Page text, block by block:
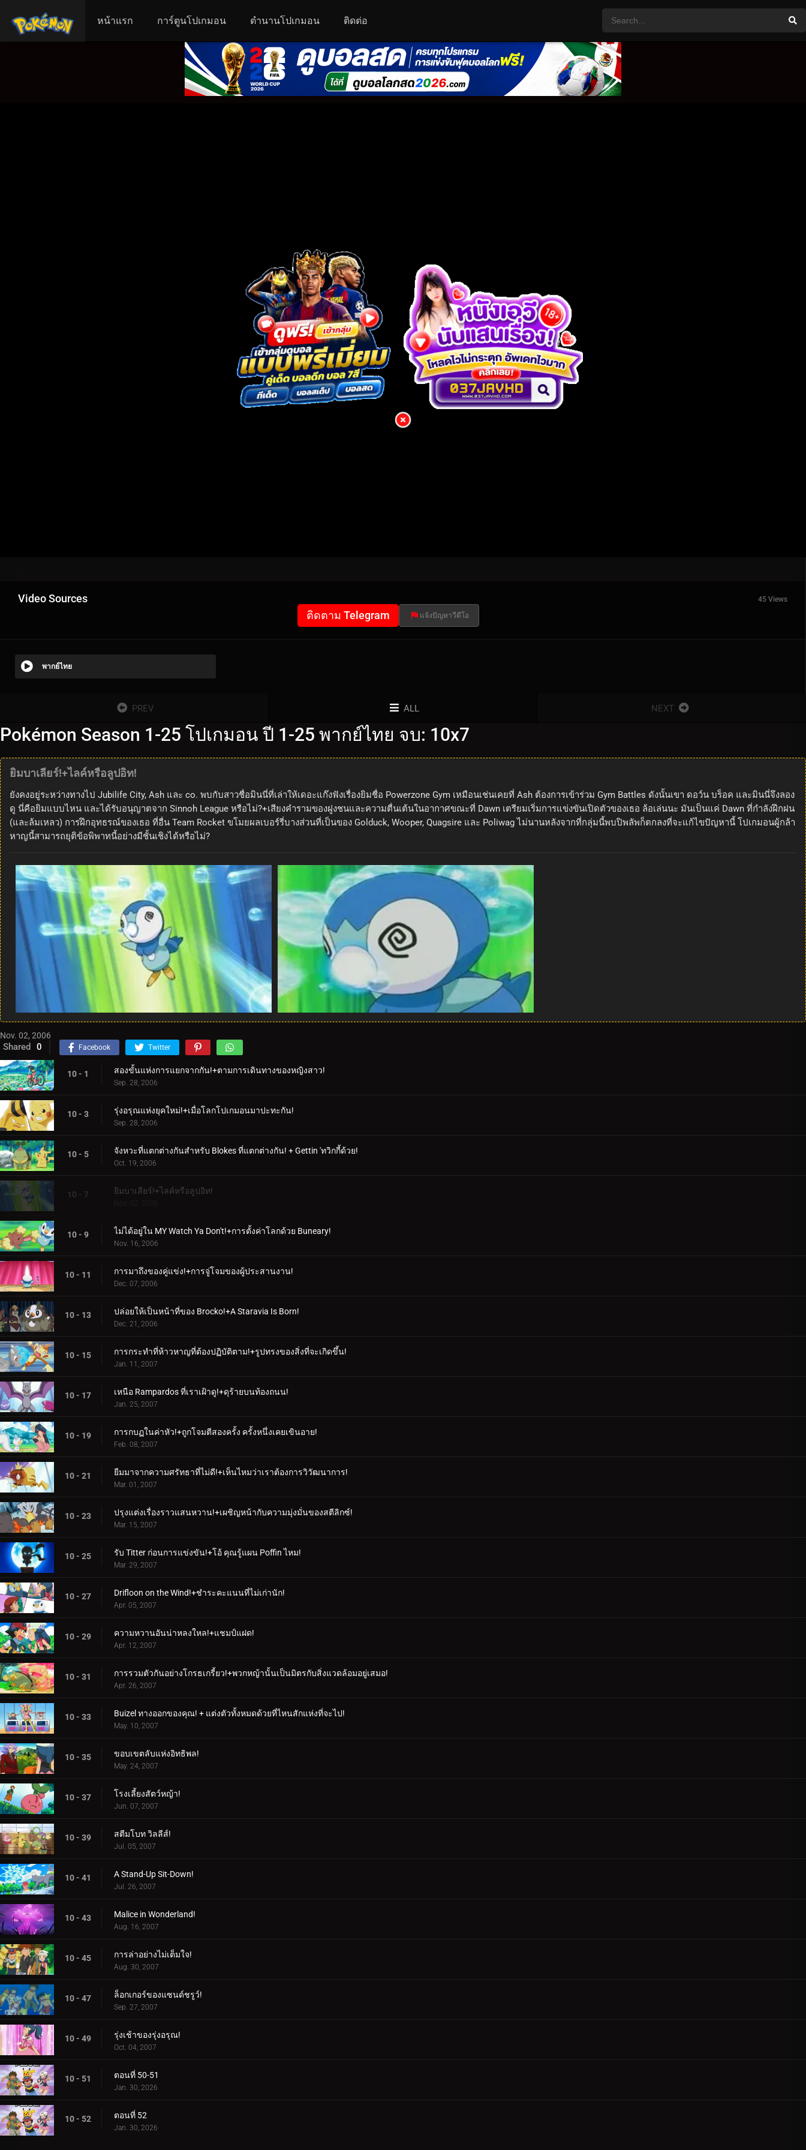
หน้าแรก การ์ตูนโปเกมอน ตำนานโปเกมอน ติดต่อ
Video Sources 45 Views
ติดตาม Telegram แจ้งปัญหาวีดีโอ
พากย์ไทย
PREV ALL NEXT
Pokémon Season 1-25 โปเกมอน ปี 1-25 พากย์ไทย จบ: 10x7
ยิมบาเลียร์!+ไลค์หรือลูปอิท!
ยังคงอยู่ระหว่างทางไป Jubilife City, Ash และ co. พบกับสาวชื่อมินนี่ที่เล่าให้เดอะแก๊งฟังเรื่องยิมชื่อ Powerzone Gym เหมือนเช่นเคยที่ Ash ต้องการเข้าร่วม Gym Battles ดังนั้นเขา ดอว์น บร็อค และมินนี่จึงลอง
ดู นี่คือยิมแบบไหน และได้รับอนุญาตจาก Sinnoh League หรือไม่?+เสียงคำรามของฝูงชนและความตื่นเต้นในอากาศขณะที่ Dawn เตรียมเริ่มการแข่งขันเปิดตัวของเธอ ล้อเล่นนะ มันเป็นแค่ Dawn ที่กำลังฝึกฝน
(และล้มเหลว) การฝึกอุทธรณ์ของเธอ ที่อื่น Team Rocket ขโมยผลเบอร์รี่บางส่วนที่เป็นของ Golduck, Wooper, Quagsire และ Poliwag ไม่นานหลังจากที่กลุ่มนี้พบปิพลัพก็ตกลงที่จะแก้ไขปัญหานี้ โปเกมอนผู้กล้า
หาญนี้สามารถยุติข้อพิพาทนี้อย่างมีชั้นเชิงได้หรือไม่?
Nov. 02, 2006
Shared 0 Facebook Twitter
10 - 1 สองขั้นแห่งการแยกจากกัน!+ตามการเดินทางของหญิงสาว!
Sep. 28, 2006
10 - 3 รุ่งอรุณแห่งยุคใหม่!+เมื่อโลกโปเกมอนมาปะทะกัน!
Sep. 28, 2006
10 - 5 จังหวะที่แตกต่างกันสำหรับ Blokes ที่แตกต่างกัน! + Gettin 'ทวิกกี้ด้วย!
Oct. 19, 2006
10 - 7 ยิมบาเลียร์!+ไลค์หรือลูปอิท!
Nov. 02, 2006
10 - 9 ไม่ได้อยู่ใน MY Watch Ya Don't!+การตั้งค่าโลกด้วย Buneary!
Nov. 16, 2006
10 - 11 การมาถึงของคู่แข่ง!+การจู่โจมของผู้ประสานงาน!
Dec. 07, 2006
10 - 13 ปล่อยให้เป็นหน้าที่ของ Brocko!+A Staravia Is Born!
Dec. 21, 2006
10 - 15 การกระทำที่ห้าวหาญที่ต้องปฏิบัติตาม!+รูปทรงของสิ่งที่จะเกิดขึ้น!
Jan. 11, 2007
10 - 17 เหนือ Rampardos ที่เราเฝ้าดู!+ดุร้ายบนท้องถนน!
Jan. 25, 2007
10 - 19 การกบฏในค่าหัว!+ถูกโจมตีสองครั้ง ครั้งหนึ่งเคยเขินอาย!
Feb. 08, 2007
10 - 21 ยืมมาจากความศรัทธาที่ไม่ดี!+เห็นไหมว่าเราต้องการวิวัฒนาการ!
Mar. 01, 2007
10 - 23 ปรุงแต่งเรื่องราวแสนหวาน!+เผชิญหน้ากับความมุ่งมั่นของสตีลิกซ์!
Mar. 15, 2007
10 - 25 รับ Titter ก่อนการแข่งขัน!+โอ้ คุณรู้แผน Poffin ไหม!
Mar. 29, 2007
10 - 27 Drifloon on the Wind!+ชำระคะแนนที่ไม่เก่านัก!
Apr. 05, 2007
10 - 29 ความหวานอันน่าหลงใหล!+แชมป์แฝด!
Apr. 12, 2007
10 - 31 การรวมตัวกันอย่างโกรธเกรี้ยว!+พวกหญ้านั้นเป็นมิตรกับสิ่งแวดล้อมอยู่เสมอ!
Apr. 26, 2007
10 - 33 Buizel ทางออกของคุณ! + แต่งตัวทั้งหมดด้วยที่ไหนสักแห่งที่จะไป!
May. 10, 2007
10 - 35 ขอบเขตลับแห่งอิทธิพล!
May. 24, 2007
10 - 37 โรงเลี้ยงสัตว์หญ้า!
Jun. 07, 2007
10 - 39 สตีมโบท วิลลีส์!
Jul. 05, 2007
10 - 41 A Stand-Up Sit-Down!
Jul. 26, 2007
10 - 43 Malice in Wonderland!
Aug. 16, 2007
10 - 45 การล่าอย่างไม่เต็มใจ!
Aug. 30, 2007
10 - 47 ล็อกเกอร์ของแซนด์ชรูว์!
Sep. 27, 2007
10 - 49 รุ่งเช้าของรุ่งอรุณ!
Oct. 04, 2007
10 - 51 ตอนที่ 50-51
Jan. 30, 2026
10 - 52 ตอนที่ 52
Jan. 30, 2026